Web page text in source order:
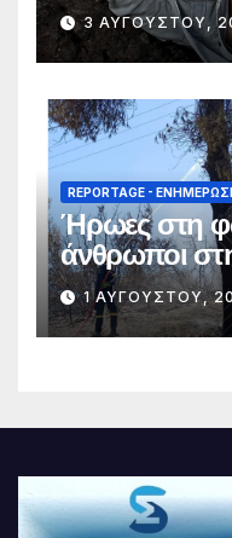
3 ΑΥΓΟΎΣΤΟΥ,
REPORTAGE -
Ήρωες στη
άνθρωποι
1 ΑΥΓΟΎΣΤΟΥ,